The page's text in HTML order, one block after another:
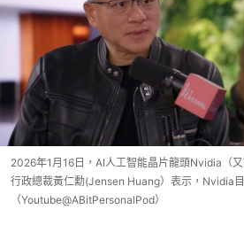
2026年1月16日，AI人工智能晶片龍頭Nvidia（
行政總裁黃仁勳(Jensen Huang）表示，Nvidia
（Youtube@ABitPersonalPod）